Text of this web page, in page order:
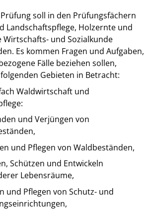
soll in den Prüfungsfächern
Landschaftspflege, Holzernte und
Wirtschafts- und Sozialkunde
Es kommen Fragen und Aufgaben,
Fälle beziehen sollen,
Gebieten in Betracht:
Waldwirtschaft und
und Verjüngen von
und Pflegen von Waldbeständen,
Schützen und Entwickeln
Lebensräume,
und Pflegen von Schutz- und